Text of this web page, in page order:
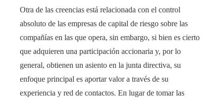
Otra de las creencias está relacionada con el control
absoluto de las empresas de capital de riesgo sobre las
compañías en las que opera, sin embargo, si bien es cierto
que adquieren una participación accionaria y, por lo
general, obtienen un asiento en la junta directiva, su
enfoque principal es aportar valor a través de su
experiencia y red de contactos. En lugar de tomar las